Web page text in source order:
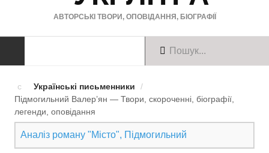
АВТОРСЬКІ ТВОРИ, ОПОВІДАННЯ, БІОГРАФІЇ
Твори українською
Твори англійською
Українські письменники
/
Підмогильний Валер’ян — Твори, скороченні, біографії,
легенди, оповiдання
Аналіз роману "Місто", Підмогильний